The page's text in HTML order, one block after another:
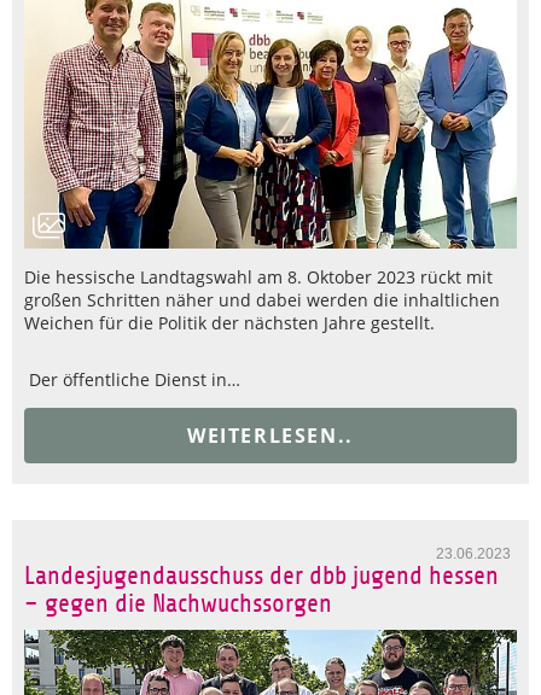
Die hessische Landtagswahl am 8. Oktober 2023 rückt mit
großen Schritten näher und dabei werden die inhaltlichen
Weichen für die Politik der nächsten Jahre gestellt.
Der öffentliche Dienst in…
WEITERLESEN..
23.06.2023
Landesjugendausschuss der dbb jugend hessen
– gegen die Nachwuchssorgen